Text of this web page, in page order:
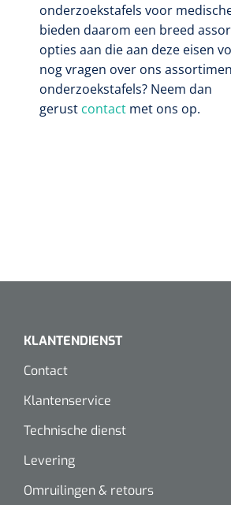
onderzoekstafels voor
bieden daarom een breed
opties aan die aan deze eisen
nog vragen over ons
onderzoekstafels? Neem dan
gerust contact met ons op.
KLANTENDIENST
Contact
Klantenservice
Technische dienst
Levering
Omruilingen & retours